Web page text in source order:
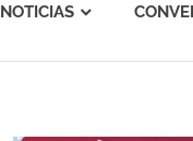
NOTICIAS